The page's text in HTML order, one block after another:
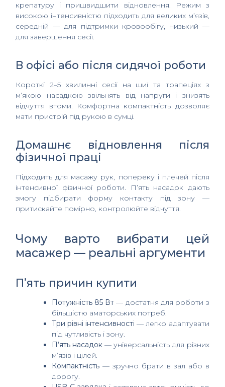
крепатуру і пришвидшити відновлення. Режим з
високою інтенсивністю підходить для великих м’язів,
середній — для підтримки кровообігу, низький —
для завершення сесії.
В офісі або після сидячої роботи
Короткі 2–5 хвилинні сесії на шиї та трапеціях з
м’якою насадкою звільнять від напруги і знизять
відчуття втоми. Комфортна компактність дозволяє
мати пристрій під рукою в сумці.
Домашнє відновлення після
фізичної праці
Підходить для масажу рук, попереку і плечей після
інтенсивної фізичної роботи. П’ять насадок дають
змогу підбирати форму контакту під зону —
притискайте помірно, контролюйте відчуття.
Чому варто вибрати цей
масажер — реальні аргументи
П’ять причин купити
Потужність 85 Вт — достатня для роботи з
більшістю аматорських потреб.
Три рівні інтенсивності — легко адаптувати
під чутливість і зону.
П’ять насадок— універсальність для різних
м’язів і цілей.
Компактність— зручно брати в зал або в
дорогу.